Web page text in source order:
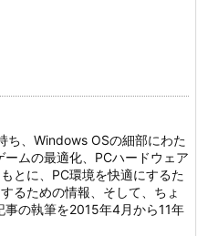
ち、Windows OSの細部にわた
ムの最適化、PCハードウェア
とに、PC環境を快適にするた
るための情報、そして、ちょ
事の執筆を2015年4月から11年